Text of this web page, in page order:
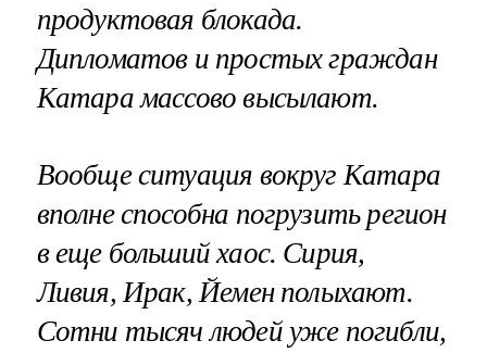
продуктовая блокада.
Дипломатов и простых граждан
Катара массово высылают.
Вообще ситуация вокруг Катара
вполне способна погрузить регион
в еще больший хаос. Сирия,
Ливия, Ирак, Йемен полыхают.
Сотни тысяч людей уже погибли,